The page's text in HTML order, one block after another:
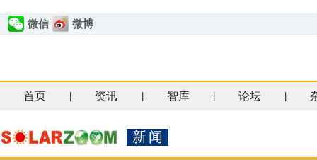
微信 微博
首页 资讯 智库 论坛
新闻